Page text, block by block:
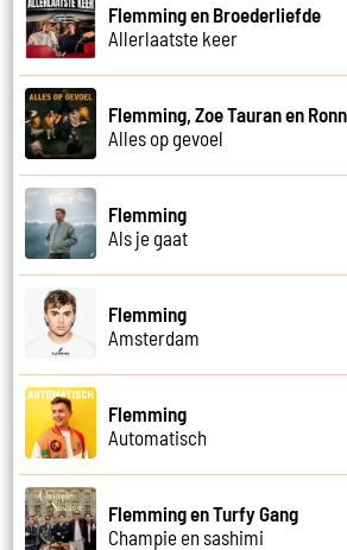
Flemming en Broederliefde
Allerlaatste keer
Flemming, Zoe Tauran en
Alles op gevoel
Flemming
Als je gaat
Flemming
Amsterdam
Flemming
Automatisch
Flemming en Turfy Gang
Champie en sashimi